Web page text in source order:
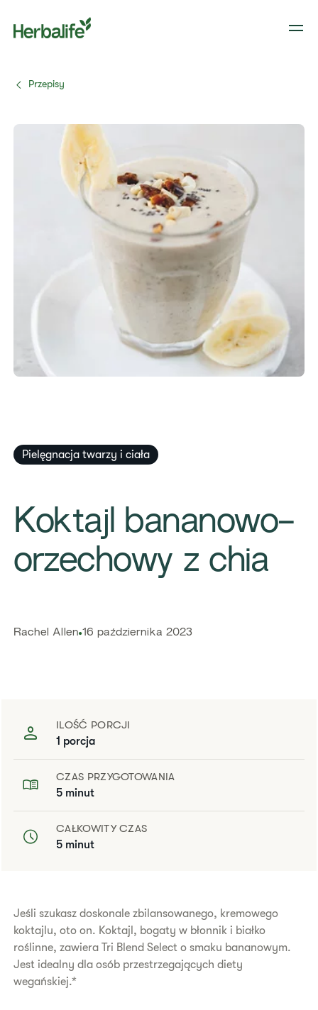
Przepisy
Pielęgnacja​ twarzy i ciała
​Koktajl bananowo-
orzechowy z chia
​​Rachel Allen​ 16 października 2023
ILOŚĆ PORCJI
1 porcja
CZAS PRZYGOTOWANIA
5 minut
CAŁKOWITY CZAS
5 minut
​Jeśli szukasz doskonale zbilansowanego, kremowego
koktajlu, oto on. Koktajl, bogaty w błonnik i białko
roślinne, zawiera Tri Blend Select o smaku bananowym.
Jest idealny dla osób przestrzegających diety
wegańskiej.*